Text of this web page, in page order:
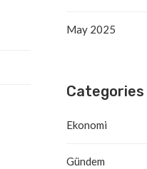
May 2025
Categories
Ekonomi
Gündem